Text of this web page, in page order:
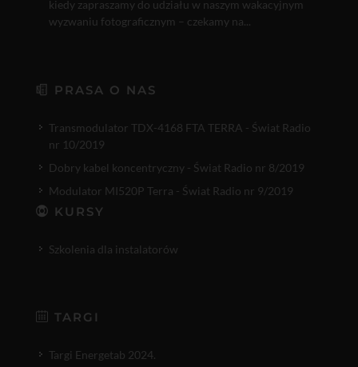
kiedy zapraszamy do udziału w naszym wakacyjnym
wyzwaniu fotograficznym – czekamy na...
PRASA O NAS
Transmodulator TDX-4168 FTA TERRA - Świat Radio
nr 10/2019
Dobry kabel koncentryczny - Świat Radio nr 8/2019
Modulator MI520P Terra - Świat Radio nr 9/2019
KURSY
Szkolenia dla instalatorów
TARGI
Targi Energetab 2024.